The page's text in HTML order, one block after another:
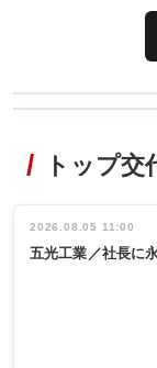
非鉄業界で
インタビュ
ー／社内ア
タックトレー
祝う 業界関
係者ら220人
出席
トップ交
2026.08.05 11:00
五光工業／社長に